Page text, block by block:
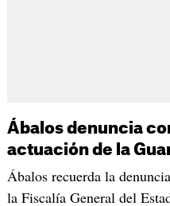
Ábalos denuncia
actuación de la
Ábalos recuerda la
la Fiscalía General del